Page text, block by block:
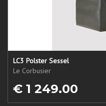
LC3 Polster Sessel
Le Corbusier
€ 1 249.00